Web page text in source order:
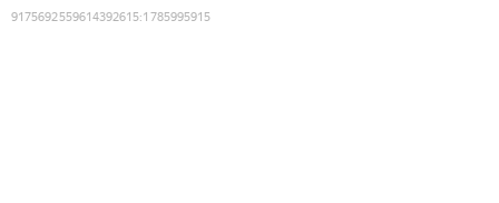
9175692559614392615:1785995915